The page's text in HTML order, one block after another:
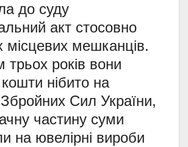
до суду
акт стосовно
місцевих мешканців.
трьох років вони
нібито на
Сил України,
частину суми
на ювелірні вироби